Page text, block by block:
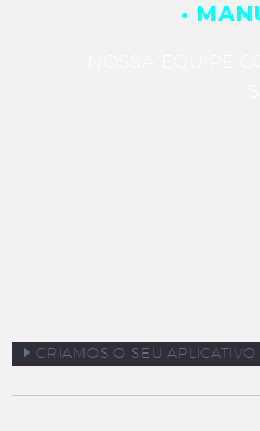
·
CRIAMOS O SEU